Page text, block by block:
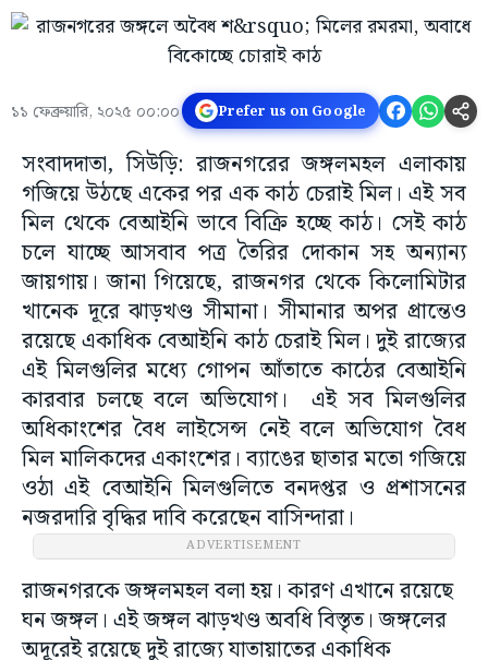
১১ ফেব্রুয়ারি, ২০২৫ ০০:০০ Prefer us on Google
সংবাদদাতা, সিউড়ি: রাজনগরের জঙ্গলমহল এলাকায়
গজিয়ে উঠছে একের পর এক কাঠ চেরাই মিল। এই সব
মিল থেকে বেআইনি ভাবে বিক্রি হচ্ছে কাঠ। সেই কাঠ
চলে যাচ্ছে আসবাব পত্র তৈরির দোকান সহ অন্যান্য
জায়গায়। জানা গিয়েছে, রাজনগর থেকে কিলোমিটার
খানেক দূরে ঝাড়খণ্ড সীমানা। সীমানার অপর প্রান্তেও
রয়েছে একাধিক বেআইনি কাঠ চেরাই মিল। দুই রাজ্যের
এই মিলগুলির মধ্যে গোপন আঁতাতে কাঠের বেআইনি
কারবার চলছে বলে অভিযোগ। এই সব মিলগুলির
অধিকাংশের বৈধ লাইসেন্স নেই বলে অভিযোগ বৈধ
মিল মালিকদের একাংশের। ব্যাঙের ছাতার মতো গজিয়ে
ওঠা এই বেআইনি মিলগুলিতে বনদপ্তর ও প্রশাসনের
নজরদারি বৃদ্ধির দাবি করেছেন বাসিন্দারা।
ADVERTISEMENT
রাজনগরকে জঙ্গলমহল বলা হয়। কারণ এখানে রয়েছে
ঘন জঙ্গল। এই জঙ্গল ঝাড়খণ্ড অবধি বিস্তৃত। জঙ্গলের
অদূরেই রয়েছে দুই রাজ্যে যাতায়াতের একাধিক